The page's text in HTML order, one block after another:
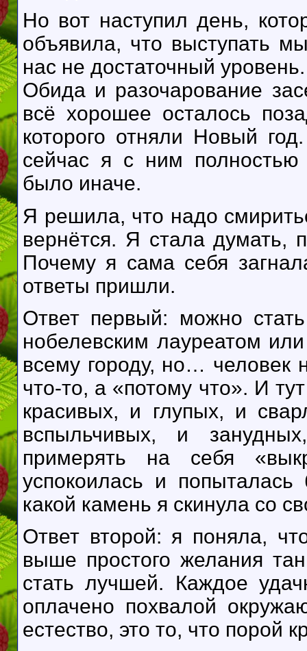
Но вот наступил день,
объявила, что выступать
нас не достаточный уровень.
Обида и разочарование
всё хорошее осталось
которого отняли Новый
сейчас я с ним
было иначе.
Я решила, что надо
вернётся. Я стала думать,
Почему я сама себя
ответы пришли.
Ответ первый: можно
нобелевским лауреатом
всему городу, но… человек
что-то, а «потому что». И
красивых, и глупых, и
вспыльчивых, и
примерять на себя
успокоилась и
какой камень я скинула со
Ответ второй: я поняла,
выше простого желания
стать лучшей. Каждое
оплачено похвалой
естество, это то, что порой